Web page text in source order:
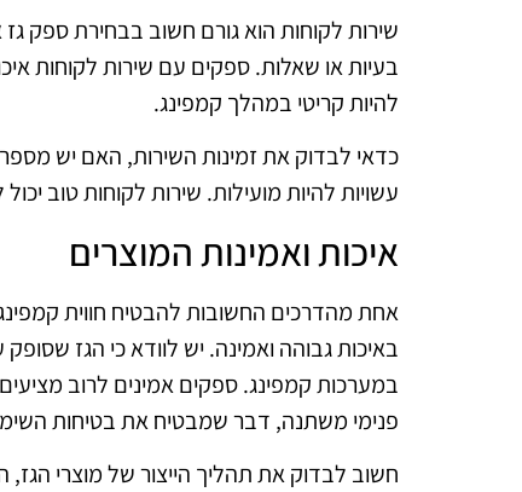
שירות לקוחות הוא גורם חשוב בבחירת ספק
בעיות או שאלות. ספקים עם שירות לקוחות
להיות קריטי במהלך קמפינג.
כדאי לבדוק את זמינות השירות, האם יש
עשויות להיות מועילות. שירות לקוחות טוב
איכות ואמינות המוצרים
אחת מהדרכים החשובות להבטיח חווית
באיכות גבוהה ואמינה. יש לוודא כי הגז
במערכות קמפינג. ספקים אמינים לרוב
פנימי משתנה, דבר שמבטיח את בטיחות
חשוב לבדוק את תהליך הייצור של מוצרי